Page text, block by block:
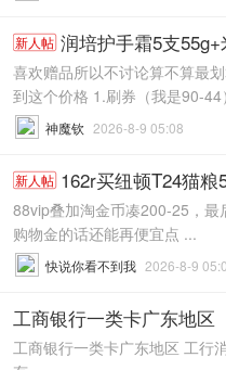
新人帖 润培护手霜5支
喜欢赠品所以不讨论算不算最
到这个价格 1.刷券（我是90-
神魔钦 2026-8-9 05:08
新人帖 162r买纽顿T24猫
88vip叠加淘金币凑200-25，
购物金的话还能再便宜点 ...
快说你看不到我 2026-8-9
工商银行一类卡广东地区
工商银行一类卡广东地区 工行